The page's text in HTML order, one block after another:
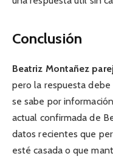
Conclusión
Beatriz Montañez
pero la respuesta debe
se sabe por
actual confirmada de
datos recientes que
esté casada o que